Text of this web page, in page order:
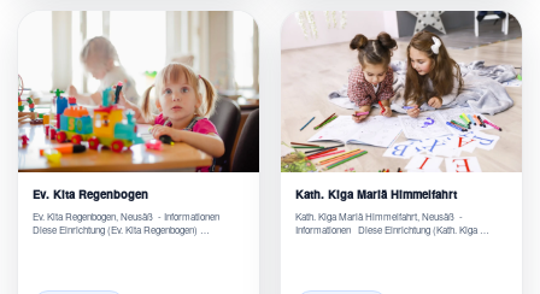
Ev. Kita Regenbogen
Ev. Kita Regenbogen, Neusäß - Informationen
Diese Einrichtung (Ev. Kita Regenbogen) …
Kath. Kiga Mariä Himmelfahrt
Kath. Kiga Mariä Himmelfahrt, Neusäß -
Informationen Diese Einrichtung (Kath. Kiga …